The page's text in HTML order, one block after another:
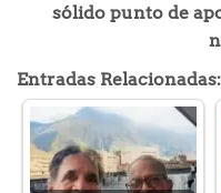
sólido punto de
Entradas Relacionadas: